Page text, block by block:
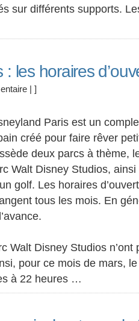
sur différents supports.
les horaires
| ]
Paris est un
créé pour faire rêver
deux parcs à thème,
Walt Disney Studios,
golf. Les horaires
tous les mois. En
Walt Disney Studios n’ont
pour ce mois de mars,
à 22 heures …